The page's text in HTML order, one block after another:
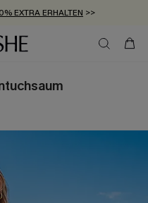
EXTRA ERHALTEN >>
AB 89 €